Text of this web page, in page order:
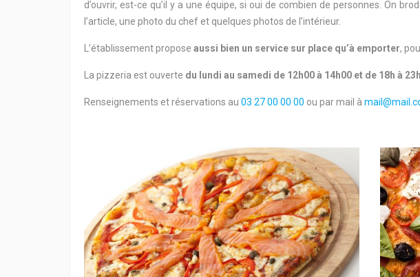
d’ouvrir, est-ce qu’il y a une équipe, si oui de combien de personnes. On
l’article, une photo du chef et quelques photos de l’intérieur.
L’établissement propose aussi bien un service sur place qu’à emporter,
La pizzeria est ouverte du lundi au samedi de 12h00 à 14h00 et de 18h à 23h
Renseignements et réservations au 03 27 00 00 00 ou par mail à